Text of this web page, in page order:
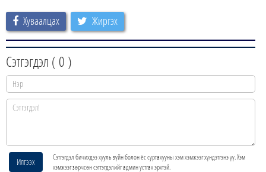
Хуваалцах Жиргэх
Сэтгэгдэл ( 0 )
Илгээх
Сэтгэгдэл бичихдээ хууль зүйн болон ёс суртахууны хэм хэмжээг хүндэтгэнэ үү. Хэм
хэмжээг зөрчсөн сэтгэгдэлийг админ устгах эрхтэй.